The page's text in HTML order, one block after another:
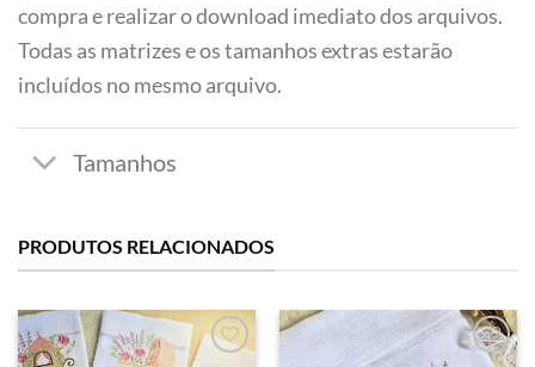
compra e realizar o download imediato dos arquivos.
Todas as matrizes e os tamanhos extras estarão
incluídos no mesmo arquivo.
PRODUTOS RELACIONADOS